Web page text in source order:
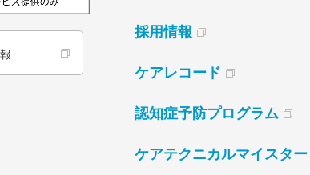
採用情報
ケアレコード
認知症予防プログラム
ケアテクニカルマイスター